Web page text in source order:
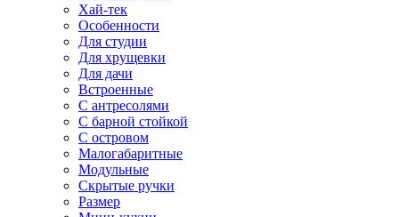
Хай-тек
Особенности
Для студии
Для хрущевки
Для дачи
Встроенные
С антресолями
С барной стойкой
С островом
Малогабаритные
Модульные
Скрытые ручки
Размер